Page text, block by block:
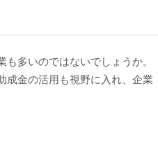
多いのではないでしょうか。
成金の活用も視野に入れ、企業